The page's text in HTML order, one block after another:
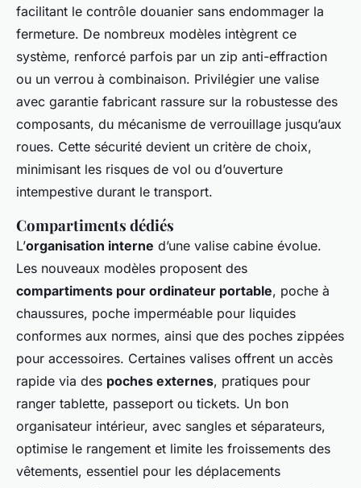
facilitant le contrôle douanier sans endommager la
fermeture. De nombreux modèles intègrent ce
système, renforcé parfois par un zip anti-effraction
ou un verrou à combinaison. Privilégier une valise
avec garantie fabricant rassure sur la robustesse des
composants, du mécanisme de verrouillage jusqu’aux
roues. Cette sécurité devient un critère de choix,
minimisant les risques de vol ou d’ouverture
intempestive durant le transport.
Compartiments dédiés
L’organisation interne d’une valise cabine évolue.
Les nouveaux modèles proposent des
compartiments pour ordinateur portable, poche à
chaussures, poche imperméable pour liquides
conformes aux normes, ainsi que des poches zippées
pour accessoires. Certaines valises offrent un accès
rapide via des poches externes, pratiques pour
ranger tablette, passeport ou tickets. Un bon
organisateur intérieur, avec sangles et séparateurs,
optimise le rangement et limite les froissements des
vêtements, essentiel pour les déplacements